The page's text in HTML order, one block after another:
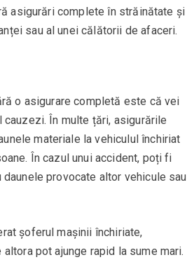
asigurări complete în străinătate și
sau al unei călătorii de afaceri.
o asigurare completă este că vei
În multe țări, asigurările
materiale la vehiculul închiriat
În cazul unui accident, poți fi
provocate altor vehicule sau
șoferul mașinii închiriate,
pot ajunge rapid la sume mari.